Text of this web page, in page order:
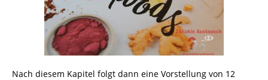
Nach diesem Kapitel folgt dann eine Vorstellung von 12